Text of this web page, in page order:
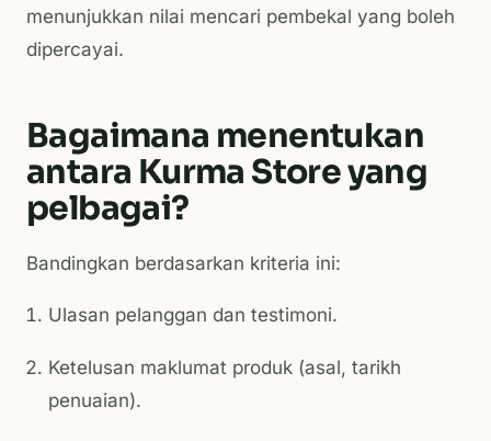
menunjukkan nilai mencari pembekal yang boleh
dipercayai.
Bagaimana menentukan
antara Kurma Store yang
pelbagai?
Bandingkan berdasarkan kriteria ini:
Ulasan pelanggan dan testimoni.
Ketelusan maklumat produk (asal, tarikh
penuaian).